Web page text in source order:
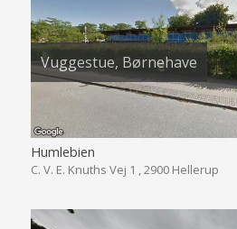
Vuggestue, Børnehave
Humlebien
C. V. E. Knuths Vej 1 , 2900 Hellerup